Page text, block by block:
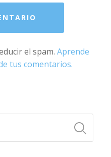
el spam.Aprende
tus comentarios.